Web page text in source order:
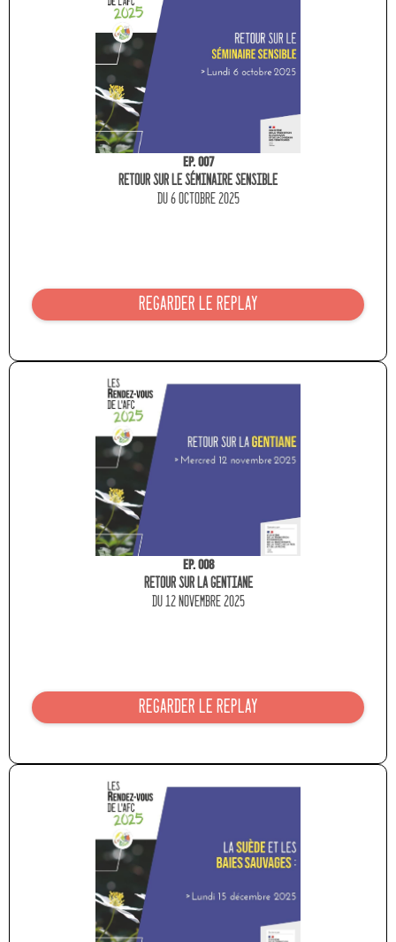
Ep. 007
Retour sur le séminaire sensible
du 6 octobre 2025
REGARDER LE REPLAY
Ep. 008
Retour sur la gentiane
du 12 novembre 2025
REGARDER LE REPLAY